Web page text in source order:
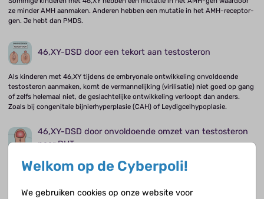
ze minder AMH aanmaken. Anderen hebben een mutatie in het AMH-receptor-
gen. Je hebt dan PMDS.
46,XY-DSD door een tekort aan testosteron
Als kinderen met 46,XY tijdens de embryonale ontwikkeling onvoldoende
testosteron aanmaken, komt de vermannelijking (virilisatie) niet goed op gang
of zelfs helemaal niet, de geslachtelijke ontwikkeling verloopt dan anders.
Zoals bij congenitale bijnierhyperplasie (CAH) of Leydigcelhypoplasie.
46,XY-DSD door onvoldoende omzet van testosteron
naar DHT
Als je een tekort hebt aan het enzym 5a-RD-2 maak je wel genoeg
testosteron, maar kan dit niet omgezet kan worden in het actieve DHT
Welkom op de Cyberpoli!
We gebruiken cookies op onze website voor